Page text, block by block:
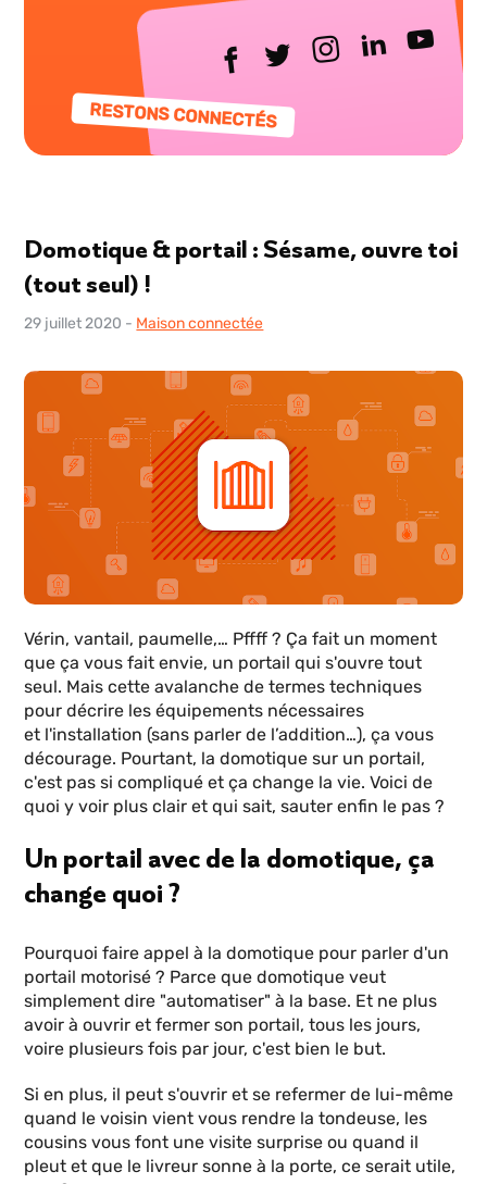
RESTONS CONNECTÉS
Domotique & portail : Sésame, ouvre toi
(tout seul) !
29 juillet 2020 - Maison connectée
Vérin, vantail, paumelle,… Pffff ? Ça fait un moment
que ça vous fait envie, un portail qui s'ouvre tout
seul. Mais cette avalanche de termes techniques
pour décrire les équipements nécessaires
et l'installation (sans parler de l’addition…), ça vous
décourage. Pourtant, la domotique sur un portail,
c'est pas si compliqué et ça change la vie. Voici de
quoi y voir plus clair et qui sait, sauter enfin le pas ?
Un portail avec de la domotique, ça
change quoi ?
Pourquoi faire appel à la domotique pour parler d'un
portail motorisé ? Parce que domotique veut
simplement dire "automatiser" à la base. Et ne plus
avoir à ouvrir et fermer son portail, tous les jours,
voire plusieurs fois par jour, c'est bien le but.
Si en plus, il peut s'ouvrir et se refermer de lui-même
quand le voisin vient vous rendre la tondeuse, les
cousins vous font une visite surprise ou quand il
pleut et que le livreur sonne à la porte, ce serait utile,